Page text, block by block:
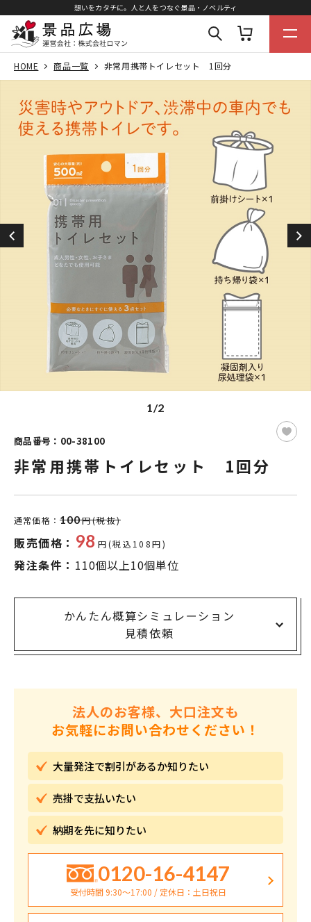
想いをカタチに。人と人をつなぐ景品・ノベルティ
HOME 商品一覧 非常用携帯トイレセット 1回分
1/2
商品番号：00-38100
非常用携帯トイレセット 1回分
通常価格： 100円(税抜)
販売価格： 98 円(税込108円)
発注条件： 110個以上10個単位
かんたん概算シミュレーション
見積依頼
法人のお客様、大口注文も
お気軽にお問い合わせください！
大量発注で割引があるか知りたい
売掛で支払いたい
納期を先に知りたい
0120-16-4147
受付時間 9:30〜17:00 / 定休日：土日祝日